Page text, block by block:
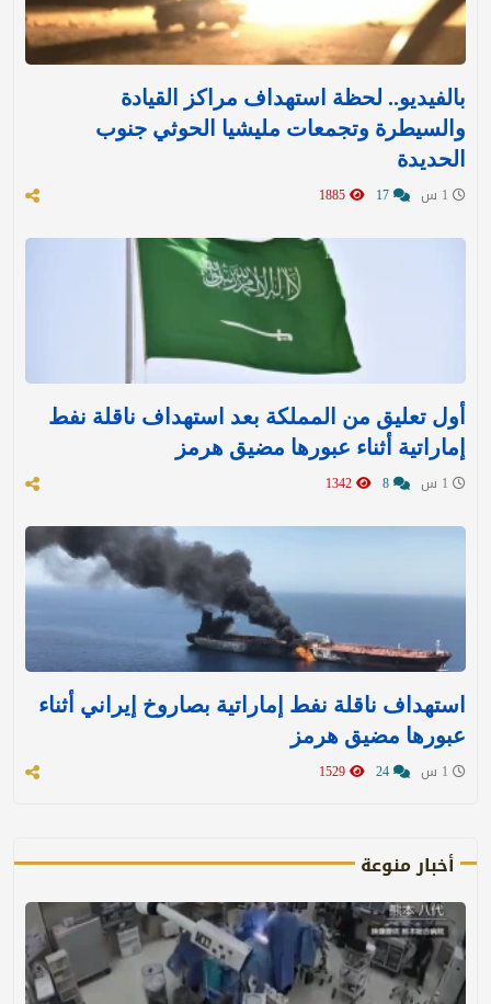
بالفيديو.. لحظة استهداف مراكز القيادة
والسيطرة وتجمعات مليشيا الحوثي جنوب
الحديدة
أول تعليق من المملكة بعد استهداف ناقلة نفط
إماراتية أثناء عبورها مضيق هرمز
استهداف ناقلة نفط إماراتية بصاروخ إيراني أثناء
عبورها مضيق هرمز
أخبار منوعة